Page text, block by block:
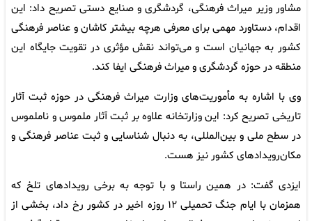
مشاور وزیر میراث فرهنگی، گردشگری و صنایع دستی تصریح داد: این
اقدام، دستاورد مهمی برای معرفی هرچه بیشتر کاشان و عناصر فرهنگی
کشور به جهانیان است و می‌تواند نقش مؤثری در تقویت جایگاه این
منطقه در حوزه گردشگری و میراث فرهنگی ایفا کند.
وی با اشاره به مأموریت‌های وزارت میراث فرهنگی در حوزه ثبت آثار
تاریخی تصریح کرد: این وزارتخانه علاوه بر ثبت آثار ملموس و ناملموس
در سطح ملی و بین‌المللی، به دنبال شناسایی و ثبت عناصر فرهنگی و
مکان‌رویدادهای کشور نیز هست.
ایزدی گفت: در همین راستا و با توجه به برخی رویدادهای تلخ که
همزمان با ایام جنگ تحمیلی ۱۲ روزه اخیر در کشور رخ داد، بخشی از